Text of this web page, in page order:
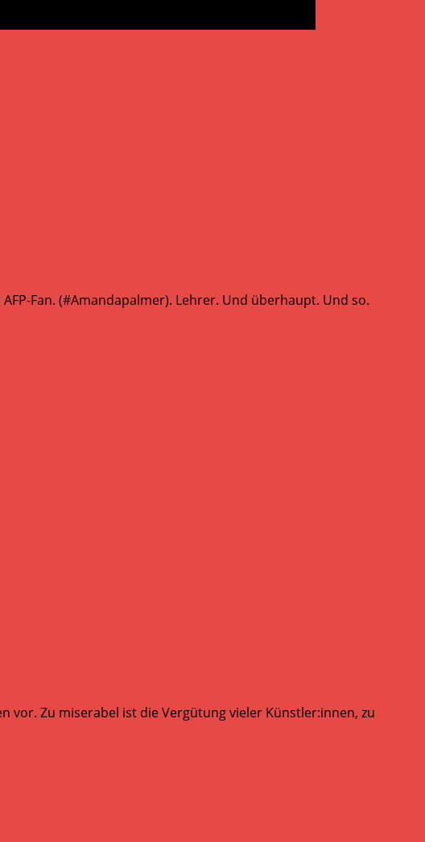
Fan. (#Amandapalmer). Lehrer. Und überhaupt. Und so.
vor. Zu miserabel ist die Vergütung vieler Künstler:innen, zu